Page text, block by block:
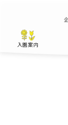
入園案内